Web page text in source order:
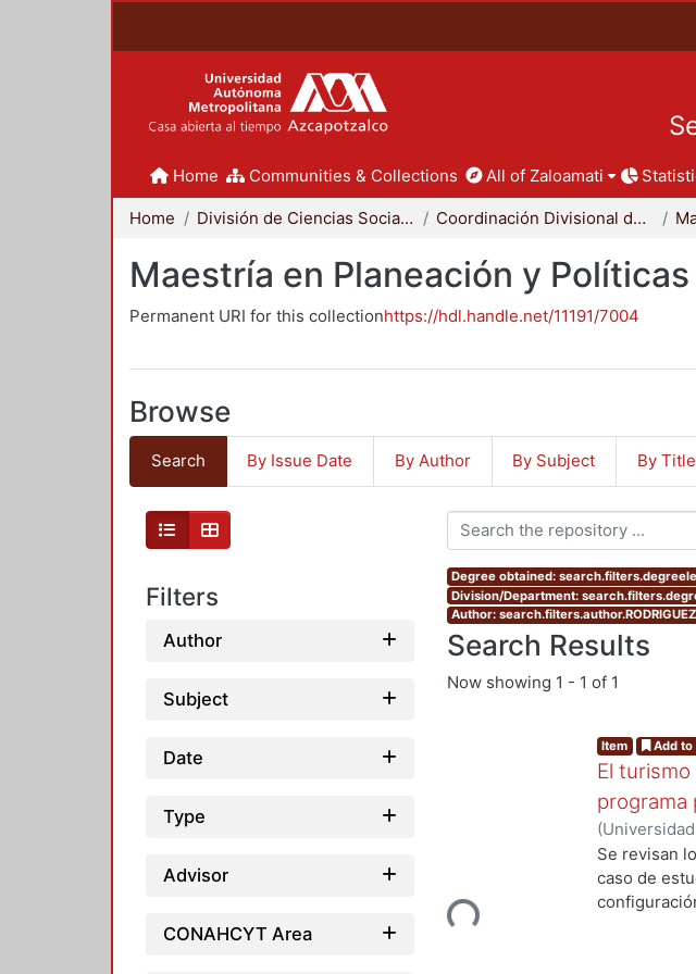
Home Communities & Collections All of Zaloamati
Home División de Ciencias Sociales y Humanidades Coordinación Divisional de Posgrado
Maestría en Planeación y
Permanent URI for this collectionhttps://hdl.handle.net/11191/7004
Browse
Search By Issue Date By Author By Subject By Title
Filters
Author
Subject
Date
Type
Advisor
CONAHCYT Area
Degree obtained:
Division/Department:
Author: search.filters.author.RODRIGUEZ
Search Results
Now showing 1 - 1 of 1
Loading...
Item Add to
El
programa
(
de
Se revisan
caso de